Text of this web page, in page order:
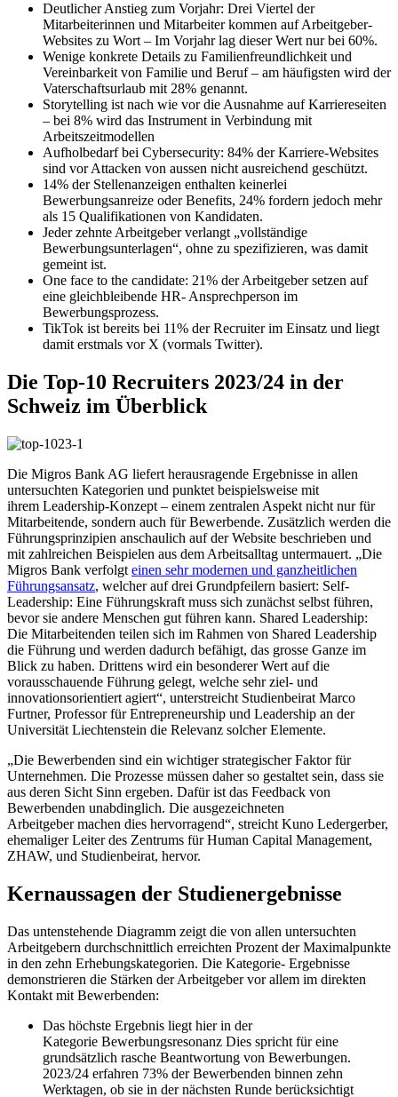
Deutlicher Anstieg zum Vorjahr: Drei Viertel der
Mitarbeiterinnen und Mitarbeiter kommen auf Arbeitgeber-
Websites zu Wort – Im Vorjahr lag dieser Wert nur bei 60%.
Wenige konkrete Details zu Familienfreundlichkeit und
Vereinbarkeit von Familie und Beruf – am häufigsten wird der
Vaterschaftsurlaub mit 28% genannt.
Storytelling ist nach wie vor die Ausnahme auf Karriereseiten
– bei 8% wird das Instrument in Verbindung mit
Arbeitszeitmodellen
Aufholbedarf bei Cybersecurity: 84% der Karriere-Websites
sind vor Attacken von aussen nicht ausreichend geschützt.
14% der Stellenanzeigen enthalten keinerlei
Bewerbungsanreize oder Benefits, 24% fordern jedoch mehr
als 15 Qualifikationen von Kandidaten.
Jeder zehnte Arbeitgeber verlangt „vollständige
Bewerbungsunterlagen“, ohne zu spezifizieren, was damit
gemeint ist.
One face to the candidate: 21% der Arbeitgeber setzen auf
eine gleichbleibende HR- Ansprechperson im
Bewerbungsprozess.
TikTok ist bereits bei 11% der Recruiter im Einsatz und liegt
damit erstmals vor X (vormals Twitter).
Die Top-10 Recruiters 2023/24 in der
Schweiz im Überblick
Die Migros Bank AG liefert herausragende Ergebnisse in allen
untersuchten Kategorien und punktet beispielsweise mit
ihrem Leadership-Konzept – einem zentralen Aspekt nicht nur für
Mitarbeitende, sondern auch für Bewerbende. Zusätzlich werden die
Führungsprinzipien anschaulich auf der Website beschrieben und
mit zahlreichen Beispielen aus dem Arbeitsalltag untermauert. „Die
Migros Bank verfolgt einen sehr modernen und ganzheitlichen
Führungsansatz, welcher auf drei Grundpfeilern basiert: Self-
Leadership: Eine Führungskraft muss sich zunächst selbst führen,
bevor sie andere Menschen gut führen kann. Shared Leadership:
Die Mitarbeitenden teilen sich im Rahmen von Shared Leadership
die Führung und werden dadurch befähigt, das grosse Ganze im
Blick zu haben. Drittens wird ein besonderer Wert auf die
vorausschauende Führung gelegt, welche sehr ziel- und
innovationsorientiert agiert“, unterstreicht Studienbeirat Marco
Furtner, Professor für Entrepreneurship und Leadership an der
Universität Liechtenstein die Relevanz solcher Elemente.
„Die Bewerbenden sind ein wichtiger strategischer Faktor für
Unternehmen. Die Prozesse müssen daher so gestaltet sein, dass sie
aus deren Sicht Sinn ergeben. Dafür ist das Feedback von
Bewerbenden unabdinglich. Die ausgezeichneten
Arbeitgeber machen dies hervorragend“, streicht Kuno Ledergerber,
ehemaliger Leiter des Zentrums für Human Capital Management,
ZHAW, und Studienbeirat, hervor.
Kernaussagen der Studienergebnisse
Das untenstehende Diagramm zeigt die von allen untersuchten
Arbeitgebern durchschnittlich erreichten Prozent der Maximalpunkte
in den zehn Erhebungskategorien. Die Kategorie- Ergebnisse
demonstrieren die Stärken der Arbeitgeber vor allem im direkten
Kontakt mit Bewerbenden:
Das höchste Ergebnis liegt hier in der
Kategorie Bewerbungsresonanz Dies spricht für eine
grundsätzlich rasche Beantwortung von Bewerbungen.
2023/24 erfahren 73% der Bewerbenden binnen zehn
Werktagen, ob sie in der nächsten Runde berücksichtigt